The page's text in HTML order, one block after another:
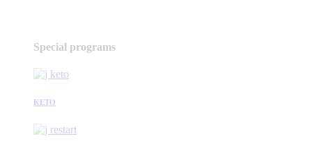
Special programs
KETO